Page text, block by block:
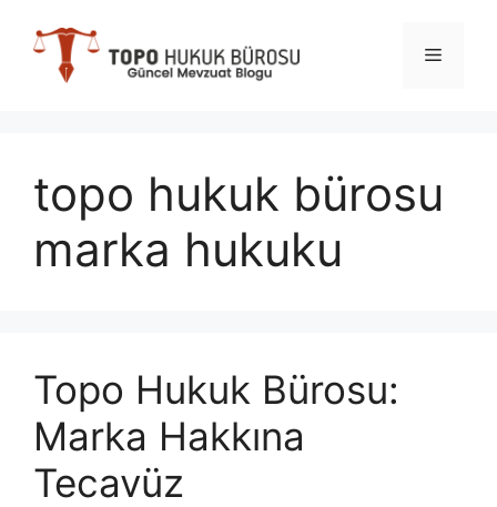
Menü
topo hukuk bürosu
marka hukuku
Topo Hukuk Bürosu:
Marka Hakkına
Tecavüz